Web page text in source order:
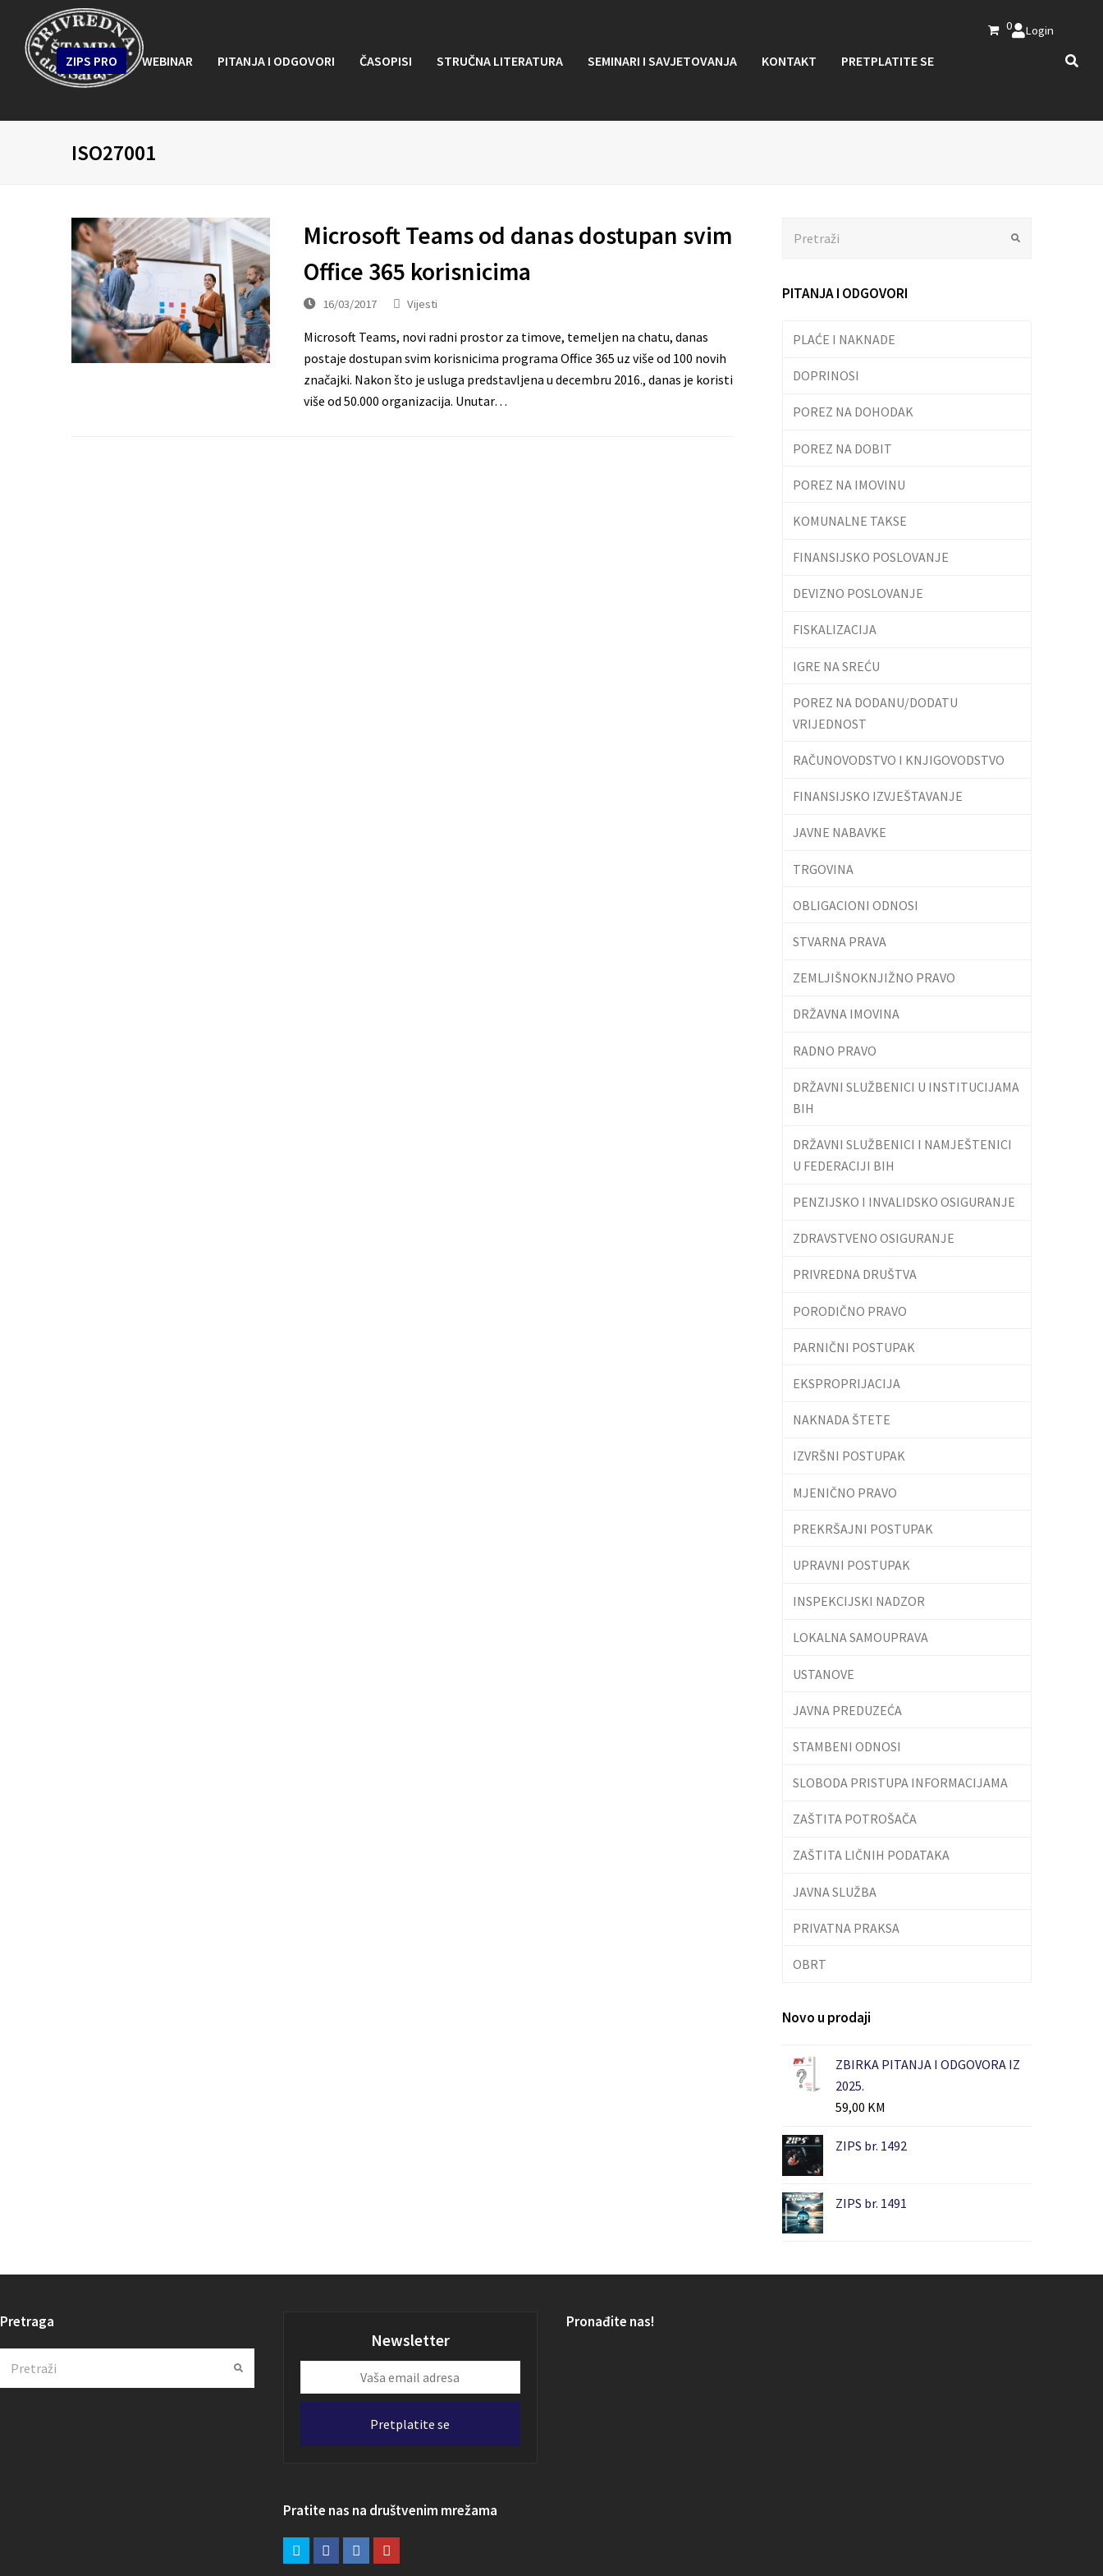
0 Login
ZIPS PRO WEBINAR PITANJA I ODGOVORI ČASOPISI STRUČNA LITERATURA SEMINARI I SAVJETOVANJA KONTAKT PRETPLATITE SE
ISO27001
Microsoft Teams od danas dostupan svim
Office 365 korisnicima
16/03/2017 Vijesti
Microsoft Teams, novi radni prostor za timove, temeljen na chatu, danas
postaje dostupan svim korisnicima programa Office 365 uz više od 100 novih
značajki. Nakon što je usluga predstavljena u decembru 2016., danas je koristi
više od 50.000 organizacija. Unutar…
PITANJA I ODGOVORI
PLAĆE I NAKNADE
DOPRINOSI
POREZ NA DOHODAK
POREZ NA DOBIT
POREZ NA IMOVINU
KOMUNALNE TAKSE
FINANSIJSKO POSLOVANJE
DEVIZNO POSLOVANJE
FISKALIZACIJA
IGRE NA SREĆU
POREZ NA DODANU/DODATU
VRIJEDNOST
RAČUNOVODSTVO I KNJIGOVODSTVO
FINANSIJSKO IZVJEŠTAVANJE
JAVNE NABAVKE
TRGOVINA
OBLIGACIONI ODNOSI
STVARNA PRAVA
ZEMLJIŠNOKNJIŽNO PRAVO
DRŽAVNA IMOVINA
RADNO PRAVO
DRŽAVNI SLUŽBENICI U INSTITUCIJAMA
BIH
DRŽAVNI SLUŽBENICI I NAMJEŠTENICI
U FEDERACIJI BIH
PENZIJSKO I INVALIDSKO OSIGURANJE
ZDRAVSTVENO OSIGURANJE
PRIVREDNA DRUŠTVA
PORODIČNO PRAVO
PARNIČNI POSTUPAK
EKSPROPRIJACIJA
NAKNADA ŠTETE
IZVRŠNI POSTUPAK
MJENIČNO PRAVO
PREKRŠAJNI POSTUPAK
UPRAVNI POSTUPAK
INSPEKCIJSKI NADZOR
LOKALNA SAMOUPRAVA
USTANOVE
JAVNA PREDUZEĆA
STAMBENI ODNOSI
SLOBODA PRISTUPA INFORMACIJAMA
ZAŠTITA POTROŠAČA
ZAŠTITA LIČNIH PODATAKA
JAVNA SLUŽBA
PRIVATNA PRAKSA
OBRT
Novo u prodaji
ZBIRKA PITANJA I ODGOVORA IZ
2025.
59,00 KM
ZIPS br. 1492
ZIPS br. 1491
Pretraga
Submit
Newsletter
email
Pretplatite se
Pratite nas na društvenim mrežama
Pronađite nas!